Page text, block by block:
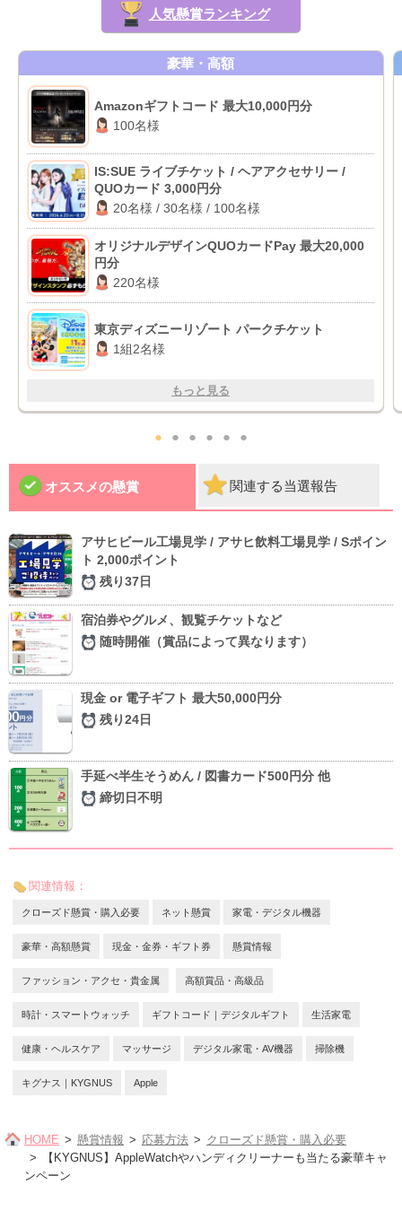
人気懸賞ランキング
豪華・高額
Amazonギフトコード 最大10,000円分
100名様
IS:SUE ライブチケット / ヘアアクセサリー /
QUOカード 3,000円分
20名様 / 30名様 / 100名様
オリジナルデザインQUOカードPay 最大20,000
円分
220名様
東京ディズニーリゾート パークチケット
1組2名様
もっと見る
● ● ● ● ● ●
オススメの懸賞 関連する当選報告
アサヒビール工場見学 / アサヒ飲料工場見学 / Sポイン
ト 2,000ポイント
残り37日
宿泊券やグルメ、観覧チケットなど
随時開催（賞品によって異なります）
現金 or 電子ギフト 最大50,000円分
残り24日
手延べ半生そうめん / 図書カード500円分 他
締切日不明
関連情報：
クローズド懸賞・購入必要 ネット懸賞 家電・デジタル機器
豪華・高額懸賞 現金・金券・ギフト券 懸賞情報
ファッション・アクセ・貴金属 高額賞品・高級品
時計・スマートウォッチ ギフトコード｜デジタルギフト 生活家電
健康・ヘルスケア マッサージ デジタル家電・AV機器 掃除機
キグナス｜KYGNUS Apple
HOME 懸賞情報 応募方法
クローズド懸賞・購入必要
【KYGNUS】AppleWatchやハンディクリーナーも当たる豪華キャ
ンペーン